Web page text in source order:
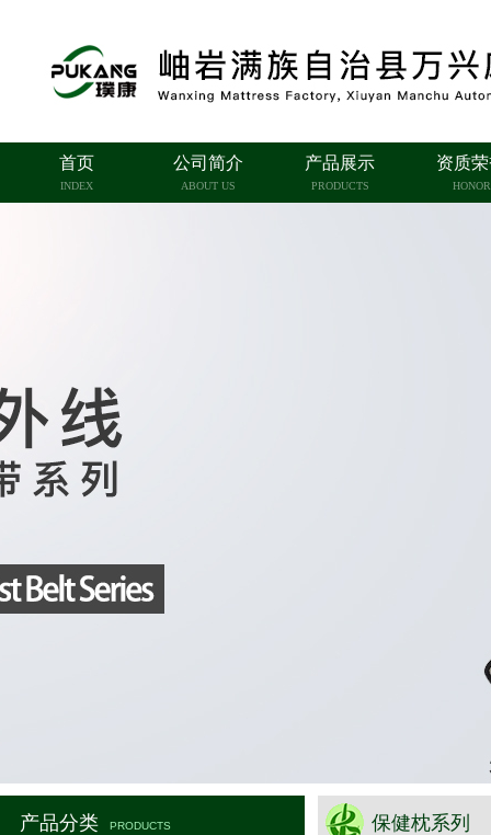
首页
INDEX
公司简介
ABOUT US
产品展示
PRODUCTS
资质
HONOR
产品分类 PRODUCTS 保健枕系列